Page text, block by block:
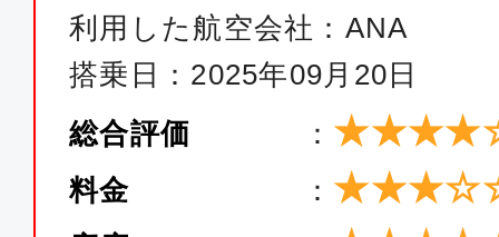
SFJ028 18:35
クラスJ
大阪(関西)
東京(
利用した航空会社：ANA
搭乗日：2025年09月20日
総合評価
：
料金 ：